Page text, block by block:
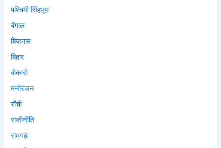
पश्चिमी सिंहभूम
बंगाल
बिज़नस
बिहार
बोकारो
मनोरंजन
राँची
राजीनीति
रामगढ़